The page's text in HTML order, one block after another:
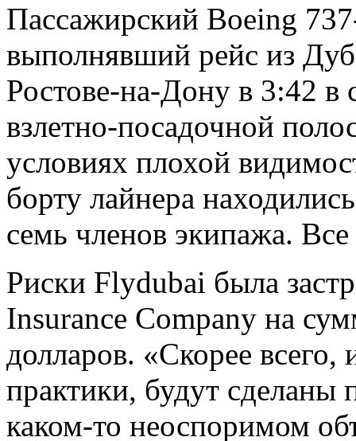
Пассажирский Boeing
выполнявший рейс из
Ростове-на-Дону в 3:42 в
взлетно-посадочной
условиях плохой
борту лайнера
семь членов экипажа.
Риски Flydubai была
Insurance Company на
долларов. «Скорее
практики, будут сделаны
каком-то неоспоримом